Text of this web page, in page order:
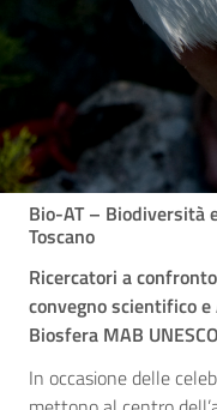
Bio-AT – Biodiversità
Toscano
Ricercatori a
convegno scientifico
Biosfera MAB
In occasione delle